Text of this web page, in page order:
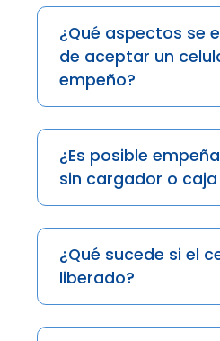
¿Qué aspectos se
de aceptar un
empeño?
¿Es posible
sin cargador o
¿Qué sucede si el
liberado?